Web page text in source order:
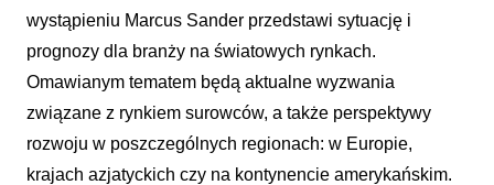
wystąpieniu Marcus Sander przedstawi sytuację i
prognozy dla branży na światowych rynkach.
Omawianym tematem będą aktualne wyzwania
związane z rynkiem surowców, a także perspektywy
rozwoju w poszczególnych regionach: w Europie,
krajach azjatyckich czy na kontynencie amerykańskim.